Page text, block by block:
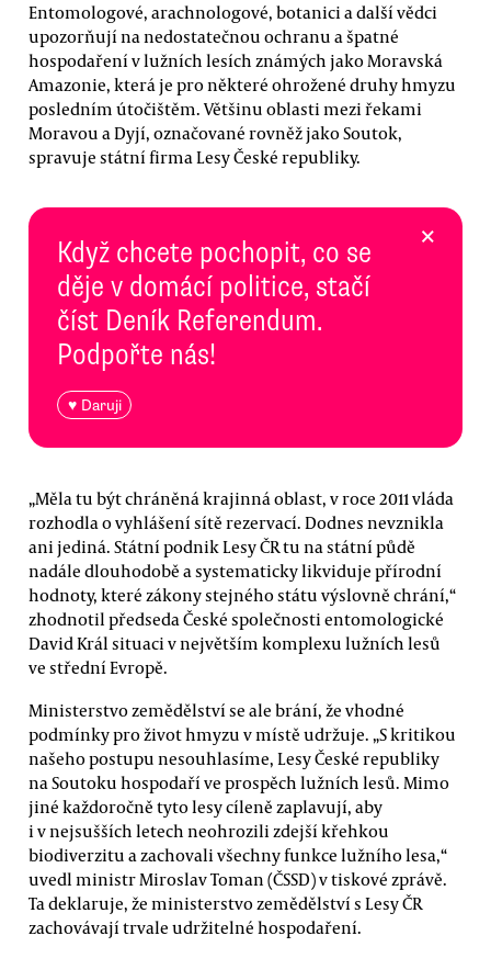
Entomologové, arachnologové, botanici a další vědci
upozorňují na nedostatečnou ochranu a špatné
hospodaření v lužních lesích známých jako Moravská
Amazonie, která je pro některé ohrožené druhy hmyzu
posledním útočištěm. Většinu oblasti mezi řekami
Moravou a Dyjí, označované rovněž jako Soutok,
spravuje státní firma Lesy České republiky.
Když chcete pochopit, co se
děje v domácí politice, stačí
číst Deník Referendum.
Podpořte nás!
♥ Daruji
×
„Měla tu být chráněná krajinná oblast, v roce 2011 vláda
rozhodla o vyhlášení sítě rezervací. Dodnes nevznikla
ani jediná. Státní podnik Lesy ČR tu na státní půdě
nadále dlouhodobě a systematicky likviduje přírodní
hodnoty, které zákony stejného státu výslovně chrání,“
zhodnotil předseda České společnosti entomologické
David Král situaci v největším komplexu lužních lesů
ve střední Evropě.
Ministerstvo zemědělství se ale brání, že vhodné
podmínky pro život hmyzu v místě udržuje. „S kritikou
našeho postupu nesouhlasíme, Lesy České republiky
na Soutoku hospodaří ve prospěch lužních lesů. Mimo
jiné každoročně tyto lesy cíleně zaplavují, aby
i v nejsušších letech neohrozili zdejší křehkou
biodiverzitu a zachovali všechny funkce lužního lesa,“
uvedl ministr Miroslav Toman (ČSSD) v tiskové zprávě.
Ta deklaruje, že ministerstvo zemědělství s Lesy ČR
zachovávají trvale udržitelné hospodaření.